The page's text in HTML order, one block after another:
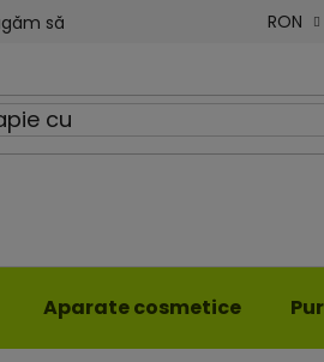
să ne scrieți Blog ILWYRON
Aparate cosmetice